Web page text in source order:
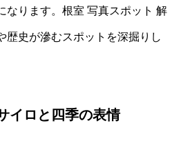
なります。根室 写真スポット 解
歴史が滲むスポットを深掘りし
イロと四季の表情